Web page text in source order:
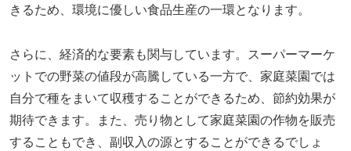
きるため、環境に優しい食品生産の一環となります。
さらに、経済的な要素も関与しています。スーパーマーケ
ットでの野菜の値段が高騰している一方で、家庭菜園では
自分で種をまいて収穫することができるため、節約効果が
期待できます。また、売り物として家庭菜園の作物を販売
することもでき、副収入の源とすることができるでしょ